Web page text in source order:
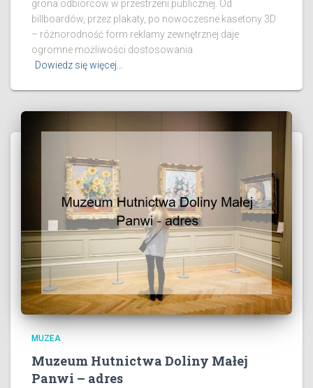
grona odbiorców w przestrzeni publicznej. Od
billboardów, przez plakaty, po nowoczesne kasetony 3D
– różnorodność form reklamy zewnętrznej daje
ogromne możliwości dostosowania
Dowiedz się więcej…
MUZEA
Muzeum Hutnictwa Doliny Małej
Panwi – adres